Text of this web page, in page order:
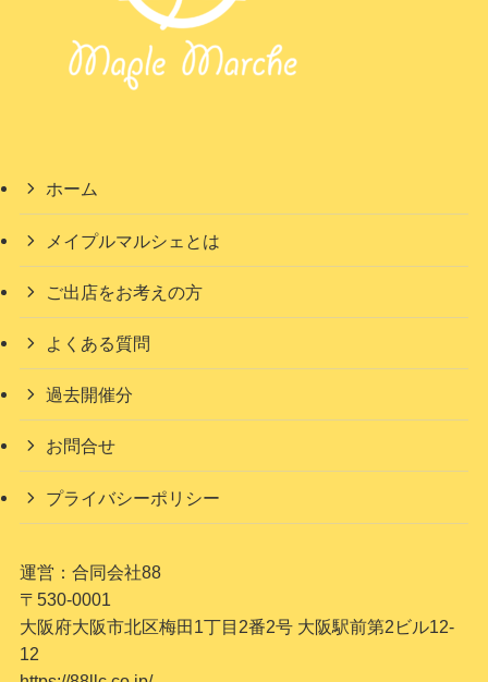
ホーム
メイプルマルシェとは
ご出店をお考えの方
よくある質問
過去開催分
お問合せ
プライバシーポリシー
運営：合同会社88
〒530-0001
大阪府大阪市北区梅田1丁目2番2号 大阪駅前第2ビル12-
12